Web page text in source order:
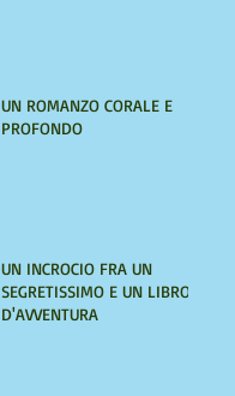
UN ROMANZO CORALE E
PROFONDO
UN INCROCIO FRA UN
SEGRETISSIMO E UN LIBRO
D'AVVENTURA